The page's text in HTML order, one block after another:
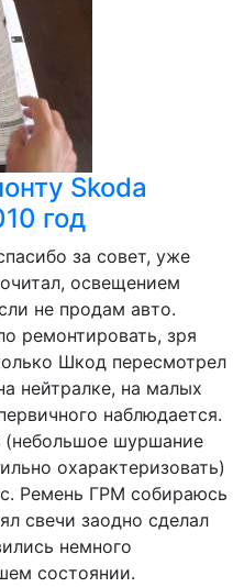
Skoda
год
за совет, уже
освещением
не продам авто.
ремонтировать, зря
Шкод пересмотрел
нейтралке, на малых
наблюдается.
шуршание
охарактеризовать)
Ремень ГРМ собираюсь
свечи заодно сделал
немного
состоянии.